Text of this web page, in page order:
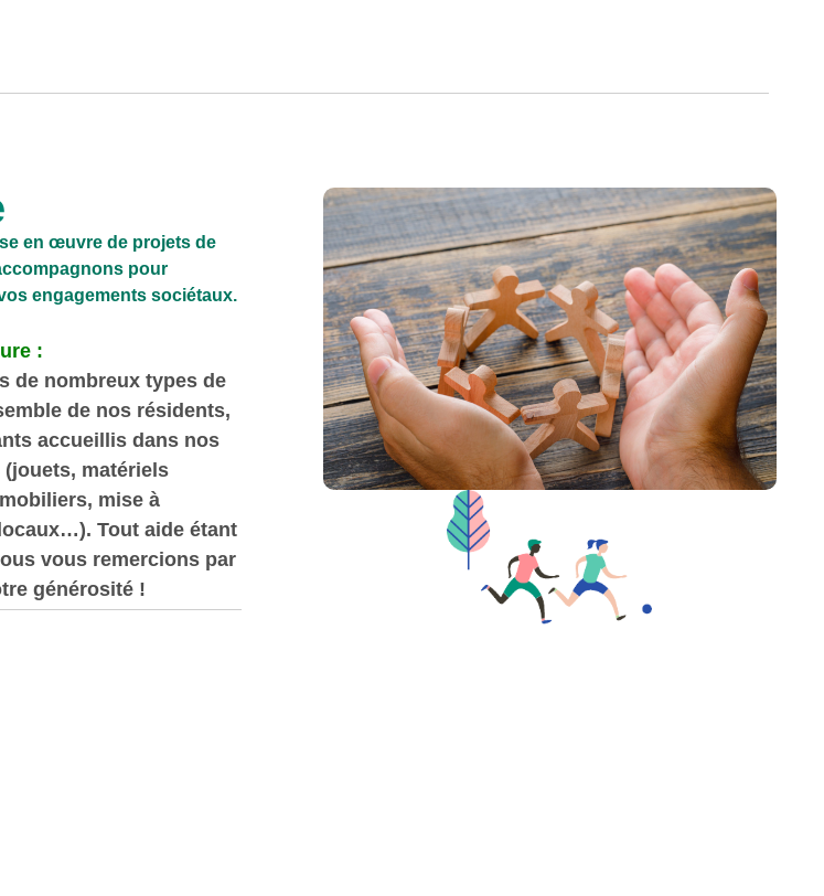
en œuvre de projets de
pour
engagements sociétaux.
:
de nombreux types de
de nos résidents,
accueillis dans nos
matériels
mise à
Tout aide étant
vous remercions par
générosité !